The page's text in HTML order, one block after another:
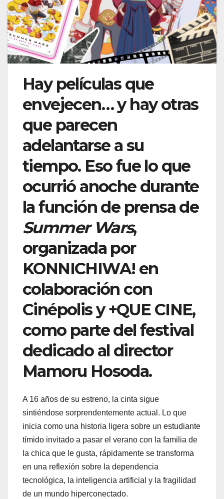
Hay películas que
envejecen… y hay otras
que parecen
adelantarse a su
tiempo. Eso fue lo que
ocurrió anoche durante
la función de prensa de
Summer Wars,
organizada por
KONNICHIWA! en
colaboración con
Cinépolis y +QUE CINE,
como parte del festival
dedicado al director
Mamoru Hosoda.
A 16 años de su estreno, la cinta sigue
sintiéndose sorprendentemente actual. Lo que
inicia como una historia ligera sobre un estudiante
tímido invitado a pasar el verano con la familia de
la chica que le gusta, rápidamente se transforma
en una reflexión sobre la dependencia
tecnológica, la inteligencia artificial y la fragilidad
de un mundo hiperconectado.